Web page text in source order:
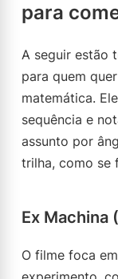
para
A seguir estão
para quem
matemática.
sequência e
assunto por
trilha, como se
Ex Machina
O filme foca